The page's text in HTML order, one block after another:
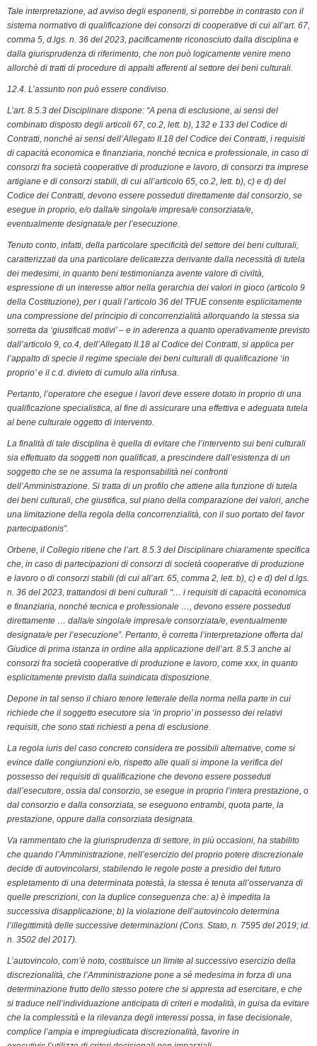
Tale interpretazione, ad avviso degli esponenti, si porrebbe in contrasto con il
sistema normativo di qualificazione dei consorzi di cooperative di cui all’art. 67,
comma 5, d.lgs. n. 36 del 2023, pacificamente riconosciuto dalla disciplina e
dalla giurisprudenza di riferimento, che non può logicamente venire meno
allorchè di tratti di procedure di appalti afferenti al settore dei beni culturali.
12.4. L’assunto non può essere condiviso.
L’art. 8.5.3 del Disciplinare dispone: “A pena di esclusione, ai sensi del
combinato disposto degli articoli 67, co.2, lett. b), 132 e 133 del Codice di
Contratti, nonché ai sensi dell’Allegato II.18 del Codice dei Contratti, i requisiti
di capacità economica e finanziaria, nonché tecnica e professionale, in caso di
consorzi fra società cooperative di produzione e lavoro, di consorzi tra imprese
artigiane e di consorzi stabili, di cui all’articolo 65, co.2, lett. b), c) e d) del
Codice dei Contratti, devono essere posseduti direttamente dal consorzio, se
esegue in proprio, e/o dalla/e singola/e impresa/e consorziata/e,
eventualmente designata/e per l’esecuzione.
Tenuto conto, infatti, della particolare specificità del settore dei beni culturali,
caratterizzati da una particolare delicatezza derivante dalla necessità di tutela
dei medesimi, in quanto beni testimonianza avente valore di civiltà,
espressione di un interesse altior nella gerarchia dei valori in gioco (articolo 9
della Costituzione), per i quali l’articolo 36 del TFUE consente esplicitamente
una compressione del principio di concorrenzialità allorquando la stessa sia
sorretta da ‘giustificati motivi’ – e in aderenza a quanto operativamente previsto
dall’articolo 9, co.4, dell’Allegato II.18 al Codice dei Contratti, si applica per
l’appalto di specie il regime speciale dei beni culturali di qualificazione ‘in
proprio’ e il c.d. divieto di cumulo alla rinfusa.
Pertanto, l’operatore che esegue i lavori deve essere dotato in proprio di una
qualificazione specialistica, al fine di assicurare una effettiva e adeguata tutela
al bene culturale oggetto di intervento.
La finalità di tale disciplina è quella di evitare che l’intervento sui beni culturali
sia effettuato da soggetti non qualificati, a prescindere dall’esistenza di un
soggetto che se ne assuma la responsabilità nei confronti
dell’Amministrazione. Si tratta di un profilo che attiene alla funzione di tutela
dei beni culturali, che giustifica, sul piano della comparazione dei valori, anche
una limitazione della regola della concorrenzialità, con il suo portato del favor
partecipationis”.
Orbene, il Collegio ritiene che l’art. 8.5.3 del Disciplinare chiaramente specifica
che, in caso di partecipazioni di consorzi di società cooperative di produzione
e lavoro o di consorzi stabili (di cui all’art. 65, comma 2, lett. b), c) e d) del d.lgs.
n. 36 del 2023, trattandosi di beni culturali “… i requisiti di capacità economica
e finanziaria, nonché tecnica e professionale …, devono essere posseduti
direttamente … dalla/e singola/e impresa/e consorziata/e, eventualmente
designata/e per l’esecuzione”. Pertanto, è corretta l’interpretazione offerta dal
Giudice di prima istanza in ordine alla applicazione dell’art. 8.5.3 anche ai
consorzi fra società cooperative di produzione e lavoro, come xxx, in quanto
esplicitamente previsto dalla suindicata disposizione.
Depone in tal senso il chiaro tenore letterale della norma nella parte in cui
richiede che il soggetto esecutore sia ‘in proprio’ in possesso dei relativi
requisiti, che sono stati richiesti a pena di esclusione.
La regola iuris del caso concreto considera tre possibili alternative, come si
evince dalle congiunzioni e/o, rispetto alle quali si impone la verifica del
possesso dei requisiti di qualificazione che devono essere posseduti
dall’esecutore, ossia dal consorzio, se esegue in proprio l’intera prestazione, o
dal consorzio e dalla consorziata, se eseguono entrambi, quota parte, la
prestazione, oppure dalla consorziata designata.
Va rammentato che la giurisprudenza di settore, in più occasioni, ha stabilito
che quando l’Amministrazione, nell’esercizio del proprio potere discrezionale
decide di autovincolarsi, stabilendo le regole poste a presidio del futuro
espletamento di una determinata potestà, la stessa è tenuta all’osservanza di
quelle prescrizioni, con la duplice conseguenza che: a) è impedita la
successiva disapplicazione; b) la violazione dell’autovincolo determina
l’illegittimità delle successive determinazioni (Cons. Stato, n. 7595 del 2019; id.
n. 3502 del 2017).
L’autovincolo, com’è noto, costituisce un limite al successivo esercizio della
discrezionalità, che l’Amministrazione pone a sé medesima in forza di una
determinazione frutto dello stesso potere che si appresta ad esercitare, e che
si traduce nell’individuazione anticipata di criteri e modalità, in guisa da evitare
che la complessità e la rilevanza degli interessi possa, in fase decisionale,
complice l’ampia e impregiudicata discrezionalità, favorire in